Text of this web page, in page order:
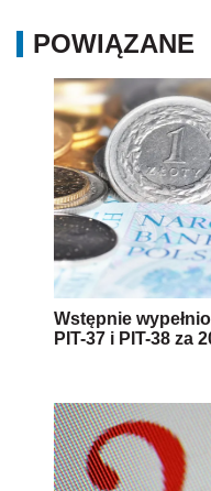
POWIĄZANE
Wstępnie
PIT-37 i PIT-38 za